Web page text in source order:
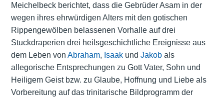
Meichelbeck berichtet, dass die Gebrüder Asam in der
wegen ihres ehrwürdigen Alters mit den gotischen
Rippengewölben belassenen Vorhalle auf drei
Stuckdraperien drei heilsgeschichtliche Ereignisse aus
dem Leben von Abraham, Isaakund Jakobals
allegorische Entsprechungen zu Gott Vater, Sohn und
Heiligem Geist bzw. zu Glaube, Hoffnung und Liebe als
Vorbereitung auf das trinitarische Bildprogramm der